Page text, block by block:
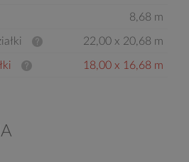
8,68 m
22,00 x 20,68 m
18,00 x 16,68 m